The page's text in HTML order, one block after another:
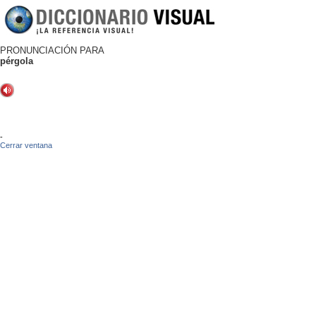
PRONUNCIACIÓN PARA
pérgola
-
Cerrar ventana